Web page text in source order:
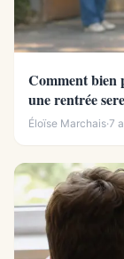
Comment bien
une rentrée
Éloïse Marchais·7